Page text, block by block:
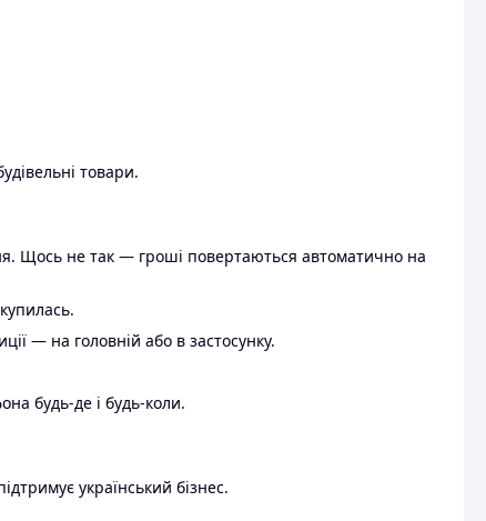
товари.
Щось не так — гроші повертаються автоматично на
— на головній або в застосунку.
будь-де і будь-коли.
український бізнес.